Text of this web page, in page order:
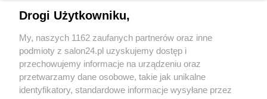
Sport
Społeczeństwo
Kultura
Drogi Użytkowniku,
My, naszych 1162 zaufanych partnerów oraz inne
podmioty z salon24.pl uzyskujemy dostęp i
przechowujemy informacje na urządzeniu oraz
przetwarzamy dane osobowe, takie jak unikalne
identyfikatory, standardowe informacje wysyłane przez